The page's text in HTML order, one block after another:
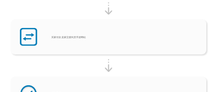
买家付款 卖家交接剑灵手游网站